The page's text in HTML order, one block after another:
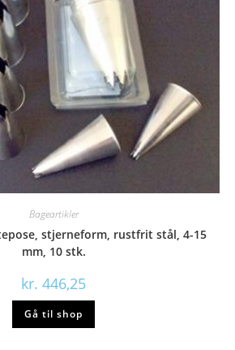
Bageartikler
stjerneform, rustfrit stål, 4-15
mm, 10 stk.
kr. 446,25
Gå til shop